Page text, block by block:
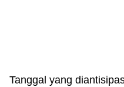
Tanggal yang